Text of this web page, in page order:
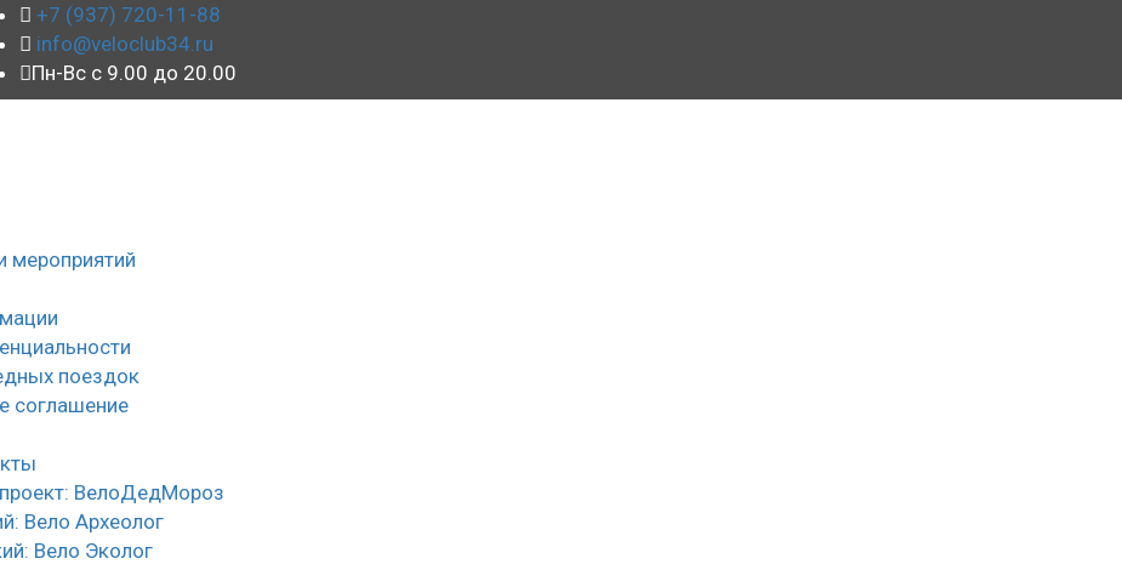
+7 (937) 720-11-88
info@veloclub34.ru
Пн-Вс с 9.00 до 20.00
мероприятий
поездок
соглашение
ВелоДедМороз
Вело Археолог
Вело Эколог